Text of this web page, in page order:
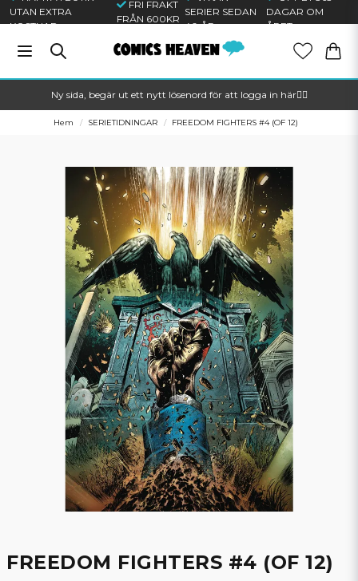
UTAN EXTRA
KOSTNAD
FRI FRAKT
FRÅN 600KR
SERIER SEDAN
40 ÅR
DAGAR OM
ÅRET
Ny sida, begär ut ett nytt lösenord för att logga in här🦸‍♂️
Hem SERIETIDNINGAR FREEDOM FIGHTERS #4 (OF 12)
FREEDOM FIGHTERS #4 (OF 12)